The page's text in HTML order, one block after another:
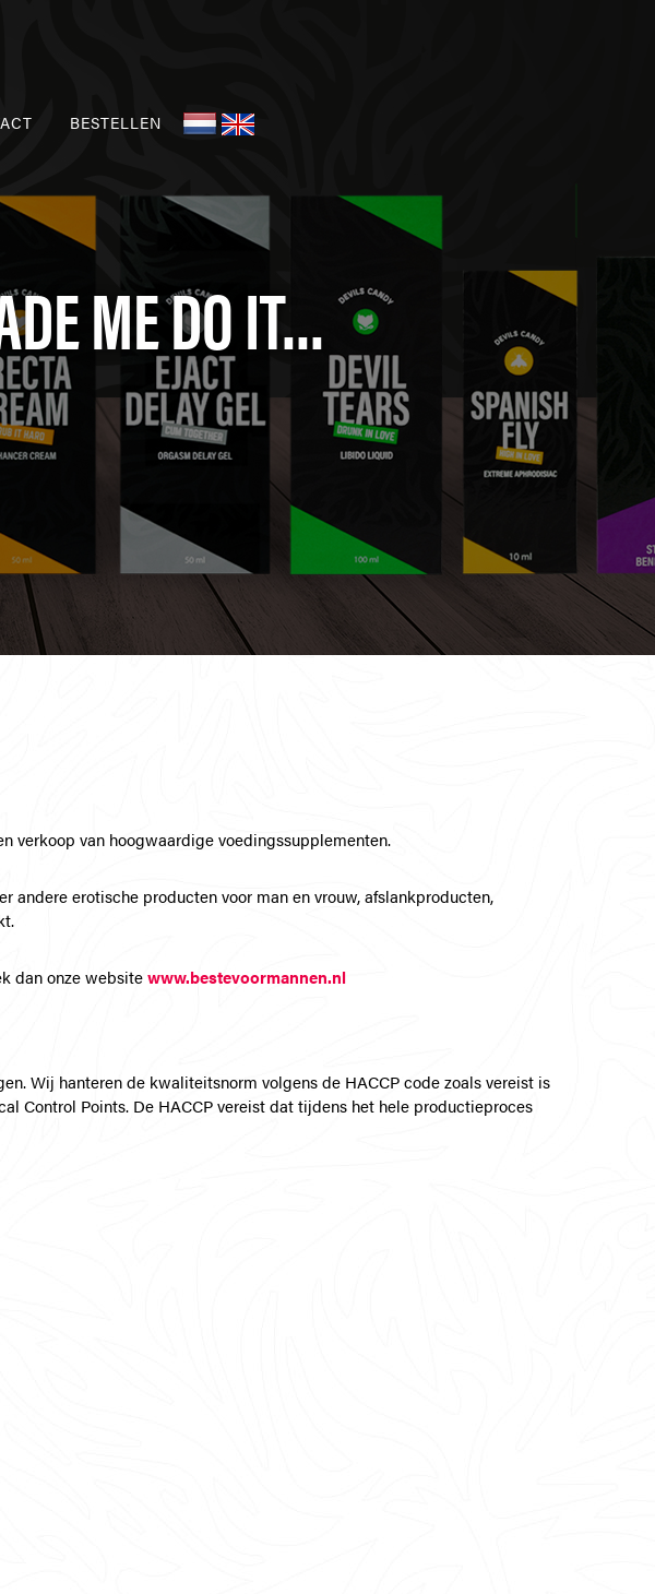
BESTELLEN
ME DO IT...
verkoop van hoogwaardige voedingssupplementen.
erotische producten voor man en vrouw, afslankproducten,
dan onze websitewww.bestevoormannen.nl
Wij hanteren de kwaliteitsnorm volgens de HACCP code zoals vereist is
Control Points. De HACCP vereist dat tijdens het hele productieproces